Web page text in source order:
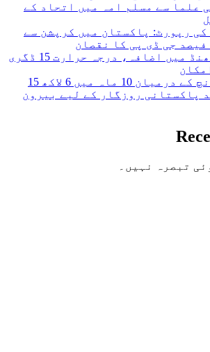
علما سے مسلم امہ میں اتحاد کے
کی رپورٹ: پاکستان میں کرپشن سے
کراچی میں ٹھنڈ میں اضافہ، درجہ حرارت 15 ڈگری
سخت ویزا جانچ کے درمیان 10 ماہ میں 6 لاکھ 15
پاکستانی روزگار کے لیے بیرون
تبصرہ نہیں۔